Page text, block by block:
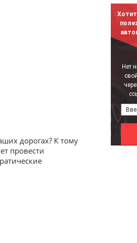
Нет
дорогах? К тому
провести